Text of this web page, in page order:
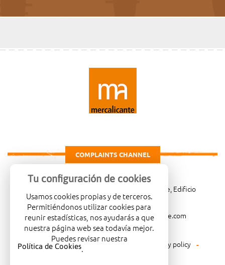
COMPLAINTS CHANNEL
Carretera de Madrid Km. 4, 03007 Alicante, Edificio
Administrativo, planta 3ª
966081001
merca@mercalicante.com
Legal warning Cookies policy
Privacy policy
Environmental policy
Tu configuración de cookies
Usamos cookies propias y de terceros.
Permitiéndonos utilizar cookies para
reunir estadísticas, nos ayudarás a que
nuestra página web sea todavía mejor.
Puedes revisar nuestra
Política de Cookies.